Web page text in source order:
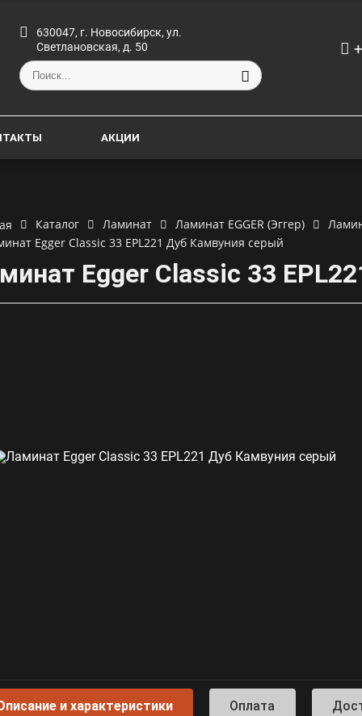
630047, г. Новосибирск, ул.
Светлановская, д. 50
АКЦИИ
Каталог Ламинат Ламинат EGGER (Эггер)
Egger Classic 33 EPL221 Дуб Камвуния серый
Egger Classic 33
и характеристики Оплата